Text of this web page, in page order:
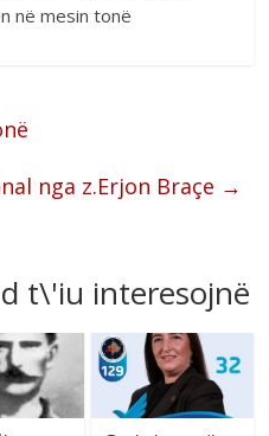
në mesin tonë
nga z.Erjon Braçe →
t\'iu interesojnë